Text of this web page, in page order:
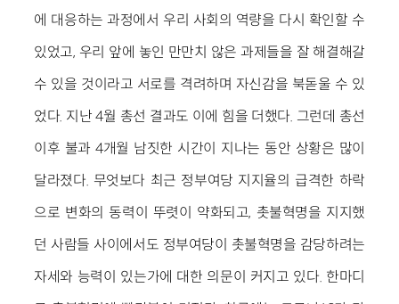
에 대응하는 과정에서 우리 사회의 역량을 다시 확인할 수
있었고, 우리 앞에 놓인 만만치 않은 과제들을 잘 해결해갈
수 있을 것이라고 서로를 격려하며 자신감을 북돋울 수 있
었다. 지난 4월 총선 결과도 이에 힘을 더했다. 그런데 총선
이후 불과 4개월 남짓한 시간이 지나는 동안 상황은 많이
달라졌다. 무엇보다 최근 정부여당 지지율의 급격한 하락
으로 변화의 동력이 뚜렷이 약화되고, 촛불혁명을 지지했
던 사람들 사이에서도 정부여당이 촛불혁명을 감당하려는
자세와 능력이 있는가에 대한 의문이 커지고 있다. 한마디